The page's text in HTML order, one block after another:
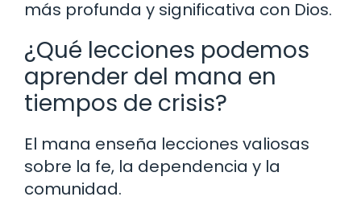
más profunda y significativa con Dios.
¿Qué lecciones podemos
aprender del mana en
tiempos de crisis?
El mana enseña lecciones valiosas
sobre la fe, la dependencia y la
comunidad.